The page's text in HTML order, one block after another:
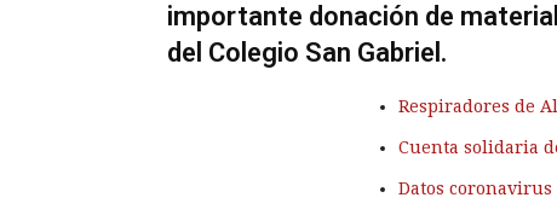
importante donación de
del Colegio San Gabriel.
Respiradores de
Cuenta solidaria
Datos coronavirus